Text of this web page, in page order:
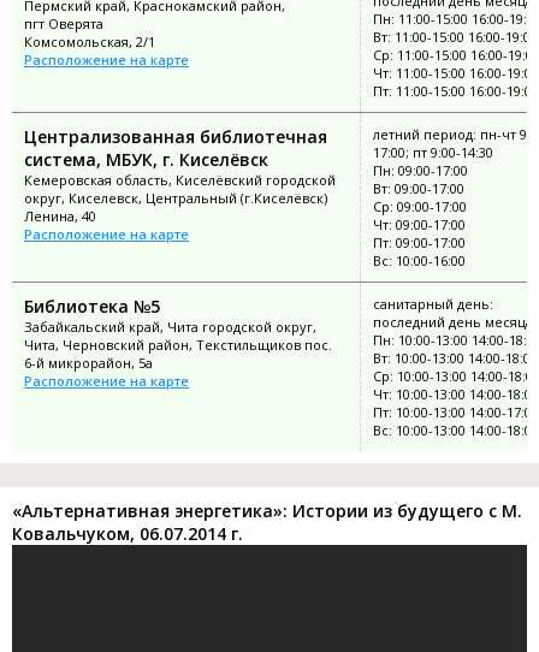
Пермский край, Краснокамский район,
пгт Оверята
Комсомольская, 2/1
Расположение на карте
Пн: 11:00-15:00 16:00-
Вт: 11:00-15:00 16:00-19:00
Ср: 11:00-15:00 16:00-19:00
Чт: 11:00-15:00 16:00-19:00
Пт: 11:00-15:00 16:00-19:00
Централизованная библиотечная
система, МБУК, г. Киселёвск
Кемеровская область, Киселёвский городской
округ, Киселевск, Центральный (г.Киселёвск)
Ленина, 40
Расположение на карте
летний период: пн-чт
17:00; пт 9:00-14:30
Пн: 09:00-17:00
Вт: 09:00-17:00
Ср: 09:00-17:00
Чт: 09:00-17:00
Пт: 09:00-17:00
Вс: 10:00-16:00
Библиотека №5
Забайкальский край, Чита городской округ,
Чита, Черновский район, Текстильщиков пос.
6-й микрорайон, 5а
Расположение на карте
санитарный день:
последний день месяца
Пн: 10:00-13:00 14:00-
Вт: 10:00-13:00 14:00-18:00
Ср: 10:00-13:00 14:00-18:00
Чт: 10:00-13:00 14:00-18:00
Пт: 10:00-13:00 14:00-17:00
Вс: 10:00-13:00 14:00-18:00
«Альтернативная энергетика»: Истории из будущего с М.
Ковальчуком, 06.07.2014 г.